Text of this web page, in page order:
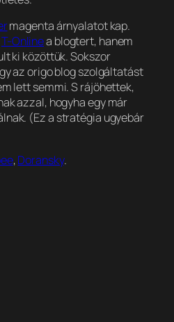
magenta árnyalatot kap.
T-Onlinea blogtert, hanem
ki közöttük. Sokszor
az origo blog szolgáltatást
lett semmi. S rájöhettek,
azzal, hogyha egy már
(Ez a stratégia ugyebár
,Doransky.